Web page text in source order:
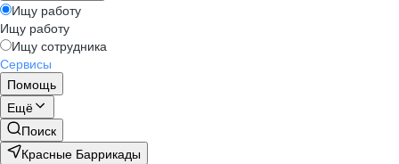
Ищу работу
Ищу работу
Ищу сотрудника
Сервисы
Помощь
Ещё
Поиск
Красные Баррикады